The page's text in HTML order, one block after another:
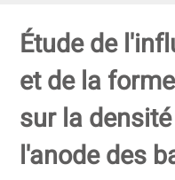
Étude de
et de la
sur la
l'anode des